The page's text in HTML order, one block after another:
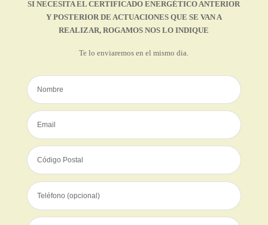
SI NECESITA EL CERTIFICADO ENERGÉTICO ANTERIOR
Y POSTERIOR DE ACTUACIONES QUE SE VAN A
REALIZAR, ROGAMOS NOS LO INDIQUE
Te lo enviaremos en el mismo dia.